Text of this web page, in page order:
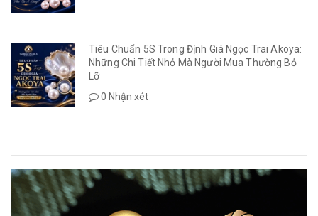
Tiêu Chuẩn 5S Trong Định Giá Ngọc Trai Akoya:
Những Chi Tiết Nhỏ Mà Người Mua Thường Bỏ
Lỡ
0 Nhận xét